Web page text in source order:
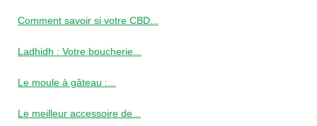
Comment savoir si votre CBD...
Ladhidh : Votre boucherie...
Le moule à gâteau :...
Le meilleur accessoire de...